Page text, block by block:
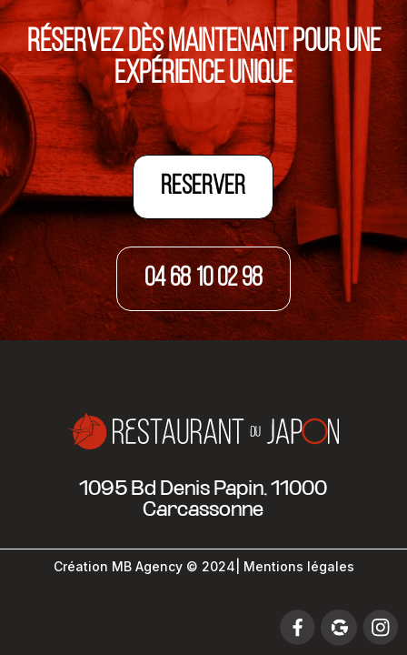
RÉSERVEZ DÈS MAINTENANT POUR UNE
EXPÉRIENCE UNIQUE
RESERVER
04 68 10 02 98
1095 Bd Denis Papin, 11000
Carcassonne
Création MB Agency© 2024 | Mentions légales